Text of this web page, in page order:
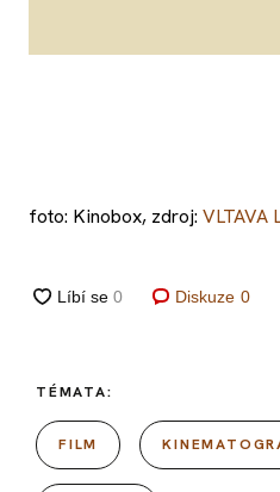
foto: Kinobox, zdroj: VLTAVA
Diskuze 0
TÉMATA:
FILM